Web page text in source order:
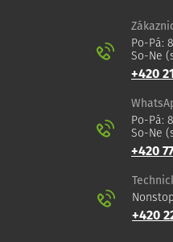
Po-Pá:
So-Ne
+420
Po-Pá:
So-Ne
+420
+420